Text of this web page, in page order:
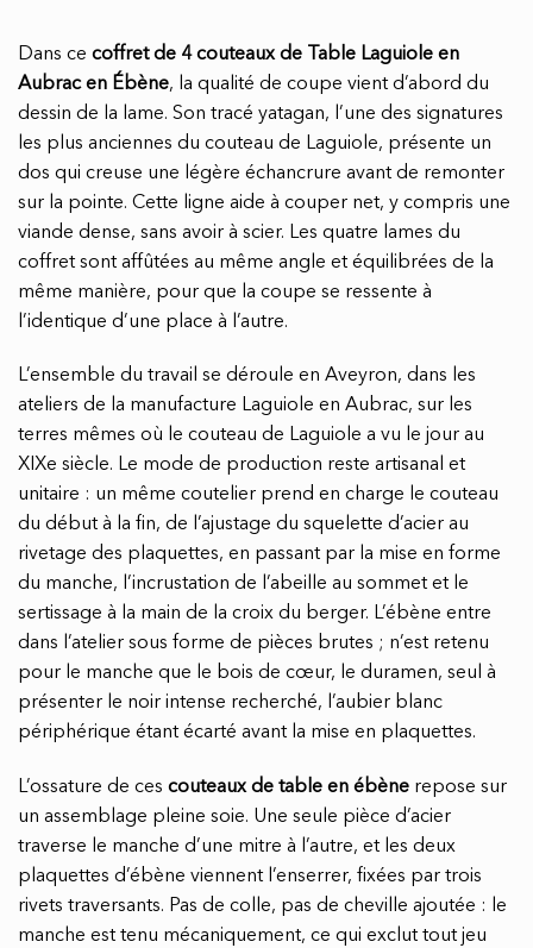
Dans ce coffret de 4 couteaux de Table Laguiole en
Aubrac en Ébène, la qualité de coupe vient d’abord du
dessin de la lame. Son tracé yatagan, l’une des signatures
les plus anciennes du couteau de Laguiole, présente un
dos qui creuse une légère échancrure avant de remonter
sur la pointe. Cette ligne aide à couper net, y compris une
viande dense, sans avoir à scier. Les quatre lames du
coffret sont affûtées au même angle et équilibrées de la
même manière, pour que la coupe se ressente à
l’identique d’une place à l’autre.
L’ensemble du travail se déroule en Aveyron, dans les
ateliers de la manufacture Laguiole en Aubrac, sur les
terres mêmes où le couteau de Laguiole a vu le jour au
XIXe siècle. Le mode de production reste artisanal et
unitaire : un même coutelier prend en charge le couteau
du début à la fin, de l’ajustage du squelette d’acier au
rivetage des plaquettes, en passant par la mise en forme
du manche, l’incrustation de l’abeille au sommet et le
sertissage à la main de la croix du berger. L’ébène entre
dans l’atelier sous forme de pièces brutes ; n’est retenu
pour le manche que le bois de cœur, le duramen, seul à
présenter le noir intense recherché, l’aubier blanc
périphérique étant écarté avant la mise en plaquettes.
L’ossature de ces couteaux de table en ébène repose sur
un assemblage pleine soie. Une seule pièce d’acier
traverse le manche d’une mitre à l’autre, et les deux
plaquettes d’ébène viennent l’enserrer, fixées par trois
rivets traversants. Pas de colle, pas de cheville ajoutée : le
manche est tenu mécaniquement, ce qui exclut tout jeu